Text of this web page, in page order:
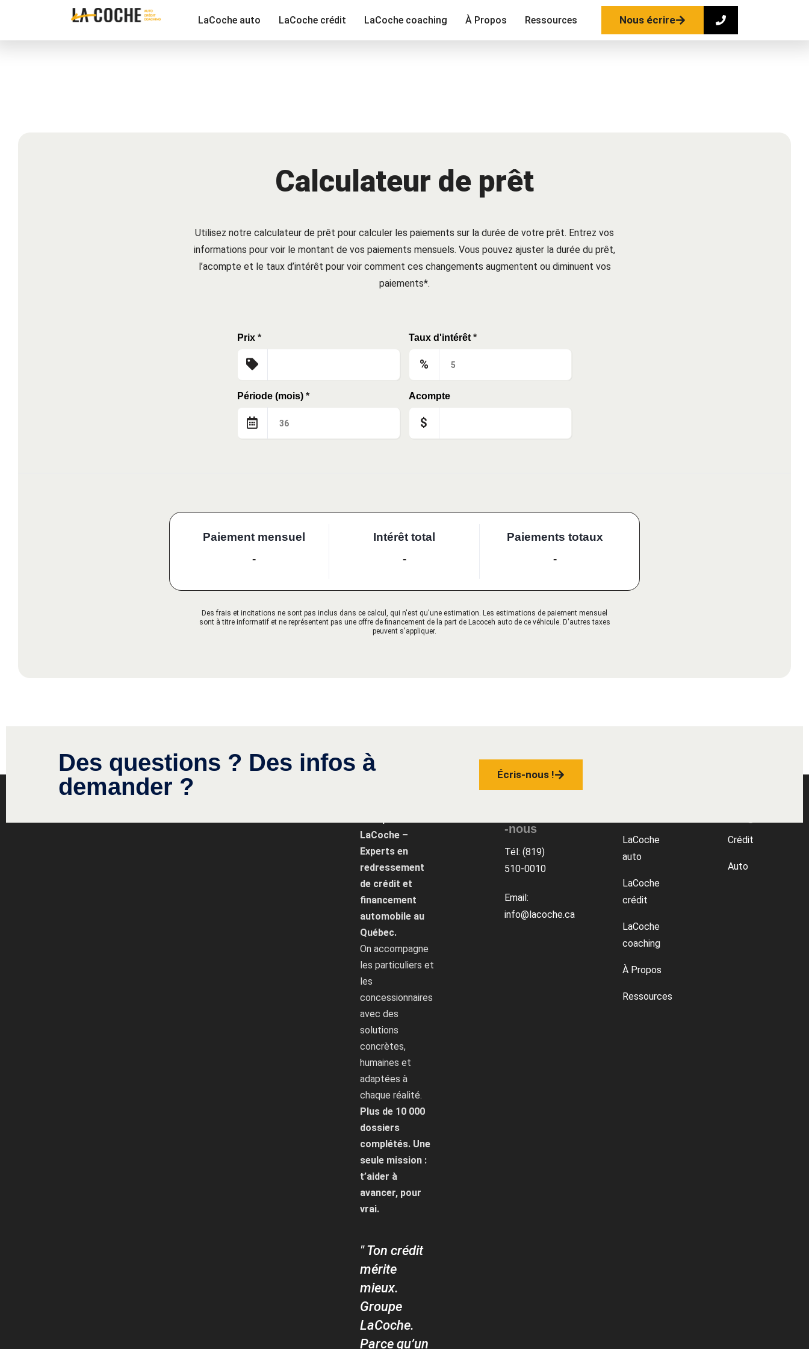
Nous écrire
LaCoche auto LaCoche crédit LaCoche coaching À Propos Ressources
Calculateur de prêt
Utilisez notre calculateur de prêt pour calculer les paiements sur la durée de votre prêt. Entrez vos
informations pour voir le montant de vos paiements mensuels. Vous pouvez ajuster la durée du prêt,
l’acompte et le taux d’intérêt pour voir comment ces changements augmentent ou diminuent vos
paiements*.
Prix * Taux d'intérêt *
%
Période (mois) * Acompte
$
Paiement mensuel
-
Intérêt total
-
Paiements totaux
-
Des frais et incitations ne sont pas inclus dans ce calcul, qui n'est qu'une estimation. Les estimations de paiement mensuel
sont à titre informatif et ne représentent pas une offre de financement de la part de Lacoceh auto de ce véhicule. D'autres taxes
peuvent s'appliquer.
Des questions ? Des infos à
demander ?
Écris-nous !
LaCoche –
Experts en
redressement
de crédit et
financement
automobile au
Québec.
On accompagne
les particuliers et
les
concessionnaires
avec des
solutions
concrètes,
humaines et
adaptées à
chaque réalité.
Plus de 10 000
dossiers
complétés. Une
seule mission :
t’aider à
avancer, pour
vrai.
" Ton crédit
mérite
mieux.
Groupe
LaCoche.
Parce qu’un
-nous
Tél: (819)
510-0010
Email:
info@lacoche.ca
LaCoche
auto
LaCoche
crédit
LaCoche
coaching
À Propos
Ressources
Crédit
Auto